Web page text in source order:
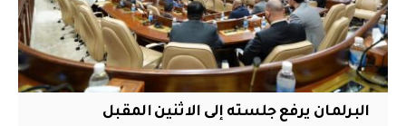
البرلمان يرفع جلسته إلى الاثنين المقبل